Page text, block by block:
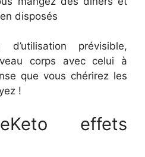
disposés
prévisible,
corps avec celui à
que vous chérirez les
!
effets